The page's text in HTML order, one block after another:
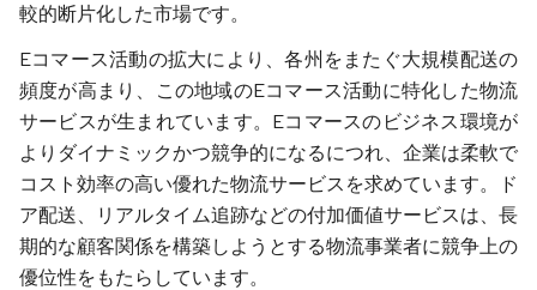
較的断片化した市場です。
Eコマース活動の拡大により、各州をまたぐ大規模配送の
頻度が高まり、この地域のEコマース活動に特化した物流
サービスが生まれています。Eコマースのビジネス環境が
よりダイナミックかつ競争的になるにつれ、企業は柔軟で
コスト効率の高い優れた物流サービスを求めています。ド
ア配送、リアルタイム追跡などの付加価値サービスは、長
期的な顧客関係を構築しようとする物流事業者に競争上の
優位性をもたらしています。